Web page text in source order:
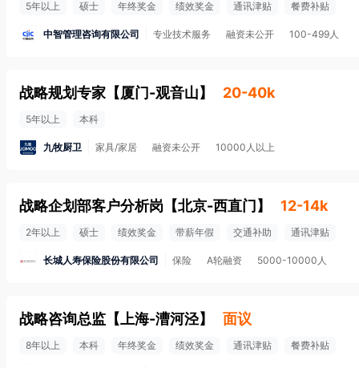
5年以上 硕士 年终奖金 绩效奖金 通讯津贴 餐费补贴
中智管理咨询有限公司 专业技术服务 融资未公开 100-499人
战略规划专家 【厦门-观音山】 20-40k
5年以上 本科
九牧厨卫 家具/家居 融资未公开 10000人以上
战略企划部客户分析岗 【北京-西直门 】 12-14k
2年以上 硕士 绩效奖金 带薪年假 交通补助 通讯津贴
长城人寿保险股份有限公司 保险 A轮融资 5000-10000人
战略咨询总监 【 上海-漕河泾】 面议
8年以上 本科 年终奖金 绩效奖金 通讯津贴 餐费补贴